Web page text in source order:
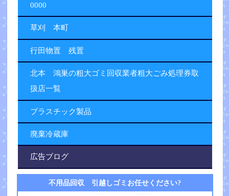
0000
草刈 本町
行田物置 残置
北本 鴻巣の粗大ゴミ回収業者粗大ごみ処理券取
扱店一覧
プラスチック製品
廃棄冷蔵庫
広告ブログ
不用品回収 引越しゴミお任せください?